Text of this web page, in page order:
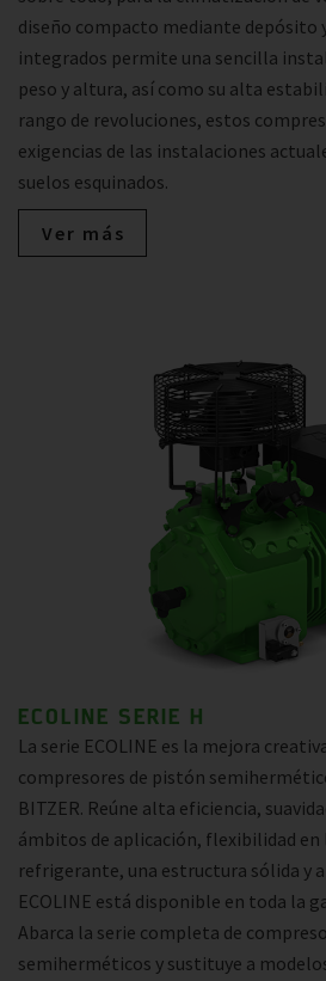
diseño compacto mediante depósito
integrados permite una sencilla
peso y altura, así como su alta
rango de revoluciones, estos
exigencias de las instalaciones
suelos esquinados.
Ver más
ECOLINE SERIE H
La serie ECOLINE es la mejora
compresores de pistón
BITZER. Reúne alta eficiencia,
ámbitos de aplicación, flexibilidad en
refrigerante, una estructura sólida y
ECOLINE está disponible en toda la
Abarca la serie completa de
semiherméticos y sustituye a